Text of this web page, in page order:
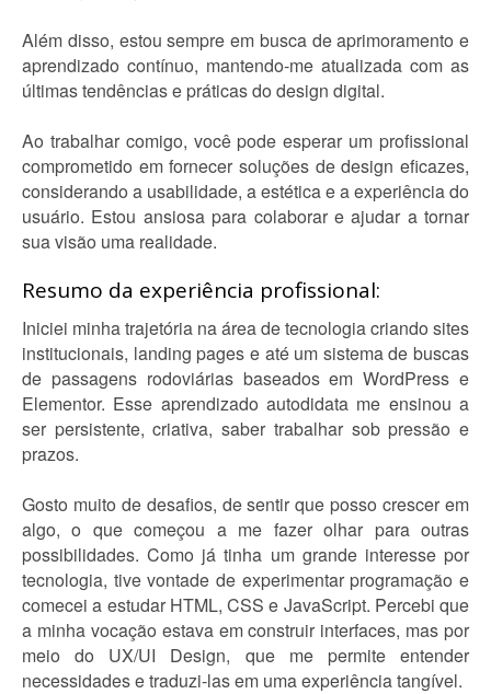
Além disso, estou sempre em busca de aprimoramento e
aprendizado contínuo, mantendo-me atualizada com as
últimas tendências e práticas do design digital.
Ao trabalhar comigo, você pode esperar um profissional
comprometido em fornecer soluções de design eficazes,
considerando a usabilidade, a estética e a experiência do
usuário. Estou ansiosa para colaborar e ajudar a tornar
sua visão uma realidade.
Resumo da experiência profissional:
Iniciei minha trajetória na área de tecnologia criando sites
institucionais, landing pages e até um sistema de buscas
de passagens rodoviárias baseados em WordPress e
Elementor. Esse aprendizado autodidata me ensinou a
ser persistente, criativa, saber trabalhar sob pressão e
prazos.
Gosto muito de desafios, de sentir que posso crescer em
algo, o que começou a me fazer olhar para outras
possibilidades. Como já tinha um grande interesse por
tecnologia, tive vontade de experimentar programação e
comecei a estudar HTML, CSS e JavaScript. Percebi que
a minha vocação estava em construir interfaces, mas por
meio do UX/UI Design, que me permite entender
necessidades e traduzi-las em uma experiência tangível.